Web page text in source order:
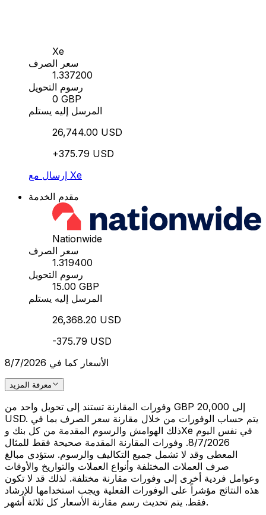
Xe
سعر الصرف
1.337200
رسوم التحويل
0 GBP
المرسل إليه يستلم
26,744.00 USD
+375.79 USD
إرسال مع Xe
مقدم الخدمة
Nationwide
سعر الصرف
1.319400
رسوم التحويل
15.00 GBP
المرسل إليه يستلم
26,368.20 USD
-375.79 USD
الأسعار كما في 8/7/2026
معرفة المزيد
وفورات المقارنة تستند إلى تحويل واحد من GBP 20,000 إلى
USD. يتم حساب الوفورات من خلال مقارنة سعر الصرف بما في
ذلك الهوامش والرسوم المقدمة من كل بنك وXe في نفس اليوم
8/7/2026. وفورات المقارنة المقدمة صحيحة فقط للمثال
المعطى وقد لا تشمل جميع التكاليف والرسوم. ستؤدي مبالغ
صرف العملات المختلفة وأنواع العملات والتواريخ والأوقات
وعوامل فردية أخرى إلى وفورات مقارنة مختلفة. لذلك قد لا تكون
هذه النتائج مؤشراً على الوفورات الفعلية ويجب استخدامها للإرشاد
فقط. يتم تحديث رسم مقارنة الأسعار كل ثلاثة أشهر.